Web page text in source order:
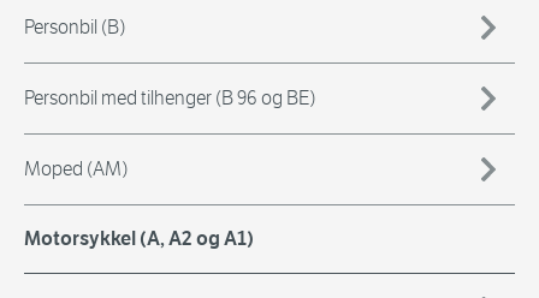
Personbil (B)
Personbil med tilhenger (B 96 og BE)
Moped (AM)
Motorsykkel (A, A2 og A1)